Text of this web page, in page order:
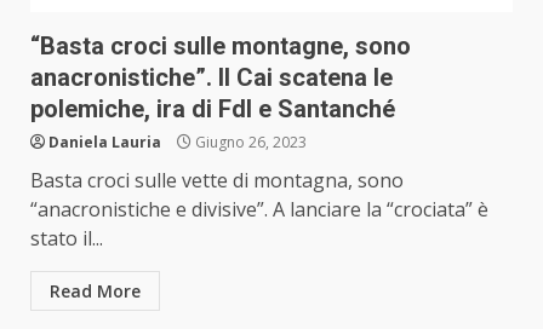
“Basta croci sulle montagne, sono
anacronistiche”. Il Cai scatena le
polemiche, ira di FdI e Santanché
Daniela Lauria Giugno 26, 2023
Basta croci sulle vette di montagna, sono
“anacronistiche e divisive”. A lanciare la “crociata” è
stato il...
Read More